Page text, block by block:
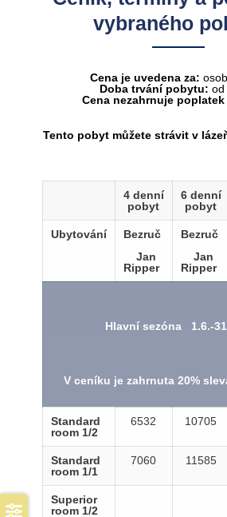
vybraného
Cena je uvedena za:
Doba trvání pobytu: od
Cena nezahrnuje
Tento pobyt můžete strávit v
4 denní
pobyt
6 denní
pobyt
Ubytování
Bezruč
Jan
Ripper
Bezruč
Jan
Ripper
Hlavní sezóna 1.6.-
V ceníku je zahrnuta 20%
Standard
room 1/2
6532 10705
Standard
room 1/1
7060 11585
Superior
room 1/2